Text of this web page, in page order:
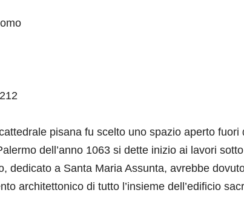
pisana fu scelto uno spazio aperto
dell’anno 1063 si dette inizio ai lavori
dedicato a Santa Maria Assunta, avrebbe
architettonico di tutto l’insieme dell’edificio